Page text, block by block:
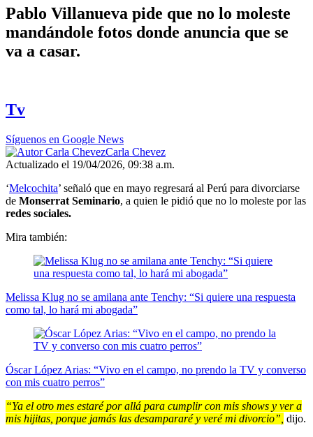
Pablo Villanueva pide que no lo moleste
mandándole fotos donde anuncia que se
va a casar.
Tv
Síguenos en Google News
Carla Chevez
Actualizado el 19/04/2026, 09:38 a.m.
‘Melcochita’ señaló que en mayo regresará al Perú para divorciarse
de Monserrat Seminario, a quien le pidió que no lo moleste por las
redes sociales.
Mira también:
Melissa Klug no se amilana ante Tenchy: “Si quiere una respuesta
como tal, lo hará mi abogada”
Óscar López Arias: “Vivo en el campo, no prendo la TV y converso
con mis cuatro perros”
“Ya el otro mes estaré por allá para cumplir con mis shows y ver a
mis hijitas, porque jamás las desampararé y veré mi divorcio”, dijo.